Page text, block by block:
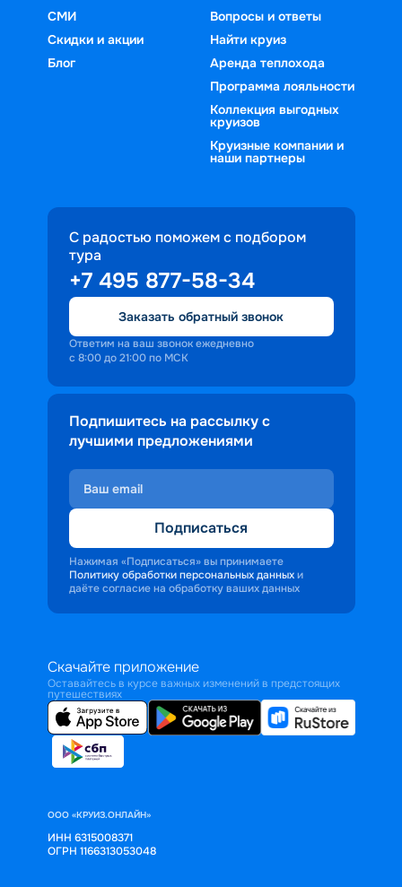
СМИ
Скидки и акции
Блог
Вопросы и ответы
Найти круиз
Аренда теплохода
Программа лояльности
Коллекция выгодных
круизов
Круизные компании и
наши партнеры
С радостью поможем с подбором
тура
+7 495 877-58-34
Заказать обратный звонок
Ответим на ваш звонок ежедневно
с 8:00 до 21:00 по МСК
Подпишитесь на рассылку с
лучшими предложениями
Подписаться
Нажимая «Подписаться» вы принимаете
Политику обработки персональных данных и
даёте согласие на обработку ваших данных
Скачайте приложение
Оставайтесь в курсе важных изменений в предстоящих
путешествиях
ООО «КРУИЗ.ОНЛАЙН»
ИНН 6315008371
ОГРН 1166313053048